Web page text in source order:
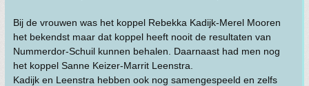
Bij de vrouwen was het koppel Rebekka Kadijk-Merel Mooren
het bekendst maar dat koppel heeft nooit de resultaten van
Nummerdor-Schuil kunnen behalen. Daarnaast had men nog
het koppel Sanne Keizer-Marrit Leenstra.
Kadijk en Leenstra hebben ook nog samengespeeld en zelfs